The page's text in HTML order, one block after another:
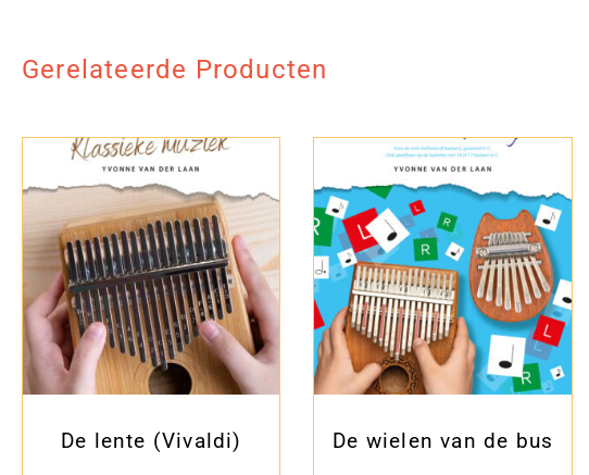
Gerelateerde Producten
De lente (Vivaldi) De wielen van de bus